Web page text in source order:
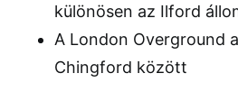
különösen az Ilford
A London Overground
Chingford között